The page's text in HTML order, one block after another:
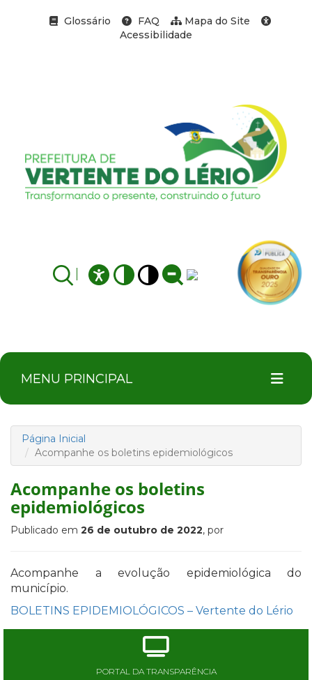
Glossário FAQ
Mapa do Site
Acessibilidade
MENU PRINCIPAL
Página Inicial
Acompanhe os boletins epidemiológicos
Acompanhe os boletins
epidemiológicos
Publicado em 26 de outubro de 2022, por
Acompanhe a evolução epidemiológica do
município.
BOLETINS EPIDEMIOLÓGICOS – Vertente do Lério
PORTAL DA TRANSPARÊNCIA